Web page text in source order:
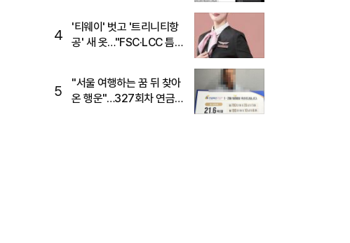
4
'티웨이' 벗고 '트리니티항
공' 새 옷…"FSC·LCC 틈
5
"서울 여행하는 꿈 뒤 찾아
온 행운"…327회차 연금